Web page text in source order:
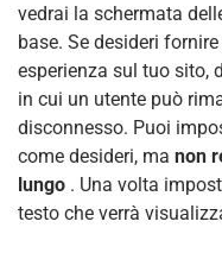
vedrai la schermata
base. Se desideri
esperienza sul tuo sito,
in cui un utente può
disconnesso. Puoi
come desideri, ma non
lungo . Una volta
testo che verrà